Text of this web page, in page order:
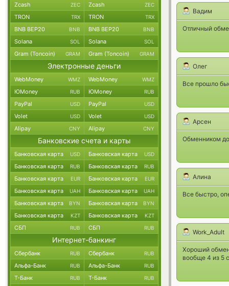
Вадим
Отличный
Олег
Все прошло
Арсен
Обменником
Алина
Все быстро,
Work_Adult
Хороший
вообще 4 из 5
Zcash ZEC Zcash ZEC
TRON TRX TRON TRX
BNB BEP20 BNB BNB BEP20 BNB
Solana SOL Solana SOL
Gram (Toncoin) GRAM Gram (Toncoin) GRAM
Электронные деньги
WebMoney WMZ WebMoney WMZ
ЮMoney RUB ЮMoney RUB
PayPal USD PayPal USD
Volet USD Volet USD
Alipay CNY Alipay CNY
Банковские счета и карты
Банковская карта USD Банковская карта USD
Банковская карта RUB Банковская карта RUB
Банковская карта EUR Банковская карта EUR
Банковская карта UAH Банковская карта UAH
Банковская карта BYN Банковская карта BYN
Банковская карта KZT Банковская карта KZT
СБП RUB СБП RUB
Интернет-банкинг
Сбербанк RUB Сбербанк RUB
Альфа-Банк RUB Альфа-Банк RUB
Т-Банк RUB Т-Банк RUB